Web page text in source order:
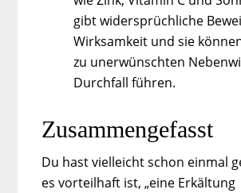
gibt widersprüchliche
Wirksamkeit und sie
zu unerwünschten
Durchfall führen.
Zusammengefasst
Du hast vielleicht schon einmal
es vorteilhaft ist, „eine Erkältung